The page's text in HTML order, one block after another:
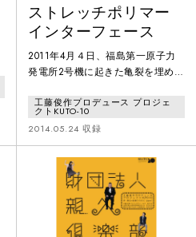
ストレッチポリマー
インターフェース
2011年4月４日、福島第一原子力
発電所2号機に起きた亀裂を埋める
敗に終わった。その後、現在に至
るまで「漏れ」続けている。鎖状
に複雑に絡まり合った高分子ネッ
漏れたのだ。本作品は、この出来
事をモチーフに、文明が生み出し
たフラクタルなネットワークに起
こるエラーと人為的な原因究明と
修復の困難さを描く。文明は、こ
工藤俊作プロデュース プロジェ
クトKUTO-10
2014.05.24 収録